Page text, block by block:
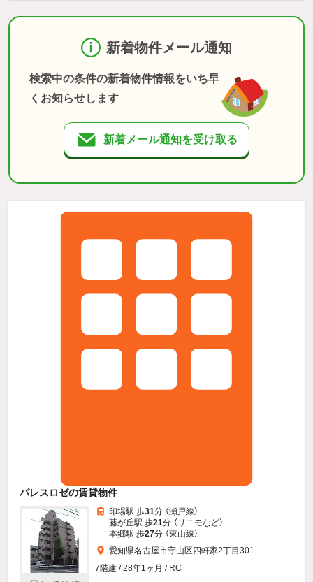
新着物件メール通知
検索中の条件の新着物件情報をいち早
くお知らせします
新着メール通知を受け取る
パレスロゼの賃貸物件
印場駅 歩31分 （瀬戸線）
藤が丘駅 歩21分 （リニモなど）
本郷駅 歩27分 （東山線）
愛知県名古屋市守山区四軒家2丁目301
7階建 / 28年1ヶ月 / RC